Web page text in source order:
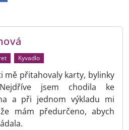
Kyvadlo
mě přitahovaly karty, bylinky
jsem chodila ke
a při jednom výkladu mi
mám předurčeno, abych